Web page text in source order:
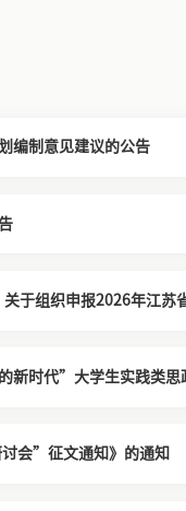
编制意见建议的公告
于组织申报2026年江
新时代”大学生实践类思
会”征文通知》的通知